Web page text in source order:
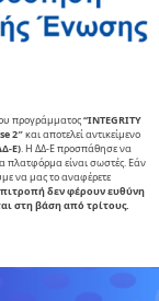
προγράμματος“INTEGRITY
2″και αποτελεί αντικείµενο
Ε). Η ΔΔ-Ε προσπάθησε να
πλατφόρμα είναι σωστές. Εάν
να μας το αναφέρετε
δεν φέρουν ευθύνη
στη βάση από τρίτους.